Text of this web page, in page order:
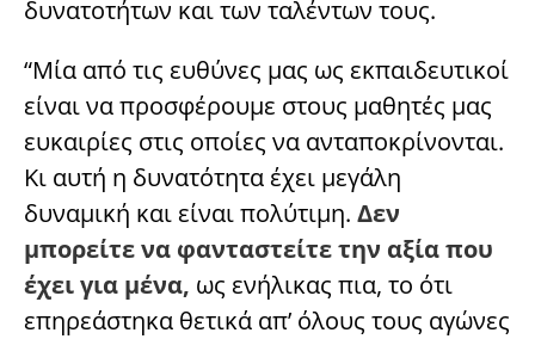
δυνατοτήτων και των ταλέντων τους.
“Μία από τις ευθύνες μας ως εκπαιδευτικοί
είναι να προσφέρουμε στους μαθητές μας
ευκαιρίες στις οποίες να ανταποκρίνονται.
Κι αυτή η δυνατότητα έχει μεγάλη
δυναμική και είναι πολύτιμη. Δεν
μπορείτε να φανταστείτε την αξία που
έχει για μένα, ως ενήλικας πια, το ότι
επηρεάστηκα θετικά απ’ όλους τους αγώνες